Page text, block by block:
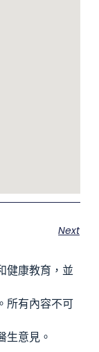
Next
健康教育，並
所有內容不可
生意見。